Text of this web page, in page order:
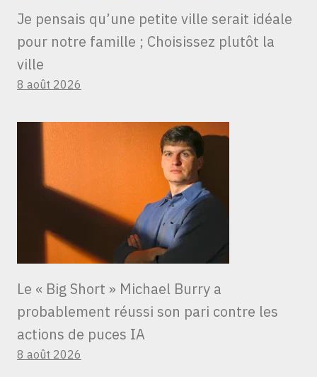
Je pensais qu’une petite ville serait idéale
pour notre famille ; Choisissez plutôt la
ville
8 août 2026
Le « Big Short » Michael Burry a
probablement réussi son pari contre les
actions de puces IA
8 août 2026